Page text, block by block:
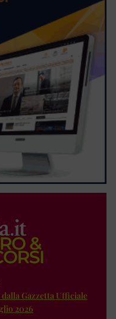
Gazzetta Ufficiale
2026